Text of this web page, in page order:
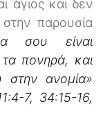
άγιος και δεν
παρουσία
σου είναι
πονηρά, και
στην ανομία»
7, 34:15-16,